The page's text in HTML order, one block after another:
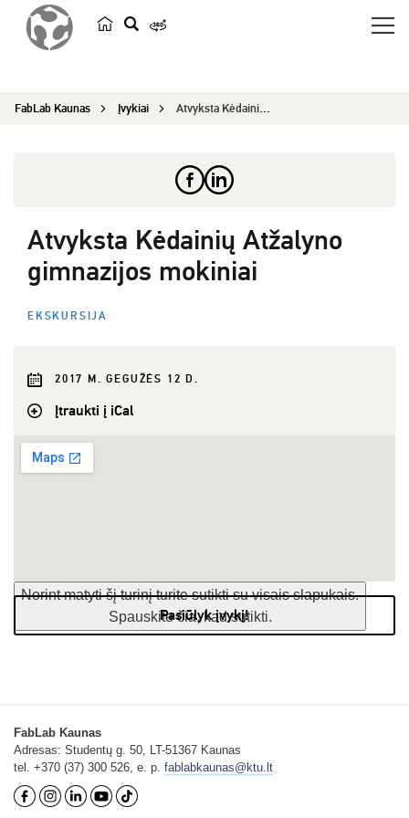
e
FabLab Kaunas Įvykiai Atvyksta Kėdainių Atžalyno gimnazijos mokiniai
Atvyksta Kėdainių Atžalyno
gimnazijos mokiniai
EKSKURSIJA
2017 M. GEGUŽĖS 12 D.
Įtraukti į iCal
Norint matyti šį turinį turite sutikti su visais slapukais.
Spauskite čia, kad sutikti.
Pasiūlyk įvykį!
FabLab Kaunas
Adresas: Studentų g. 50, LT-51367 Kaunas
tel. +370 (37) 300 526, e. p. fablabkaunas@ktu.lt